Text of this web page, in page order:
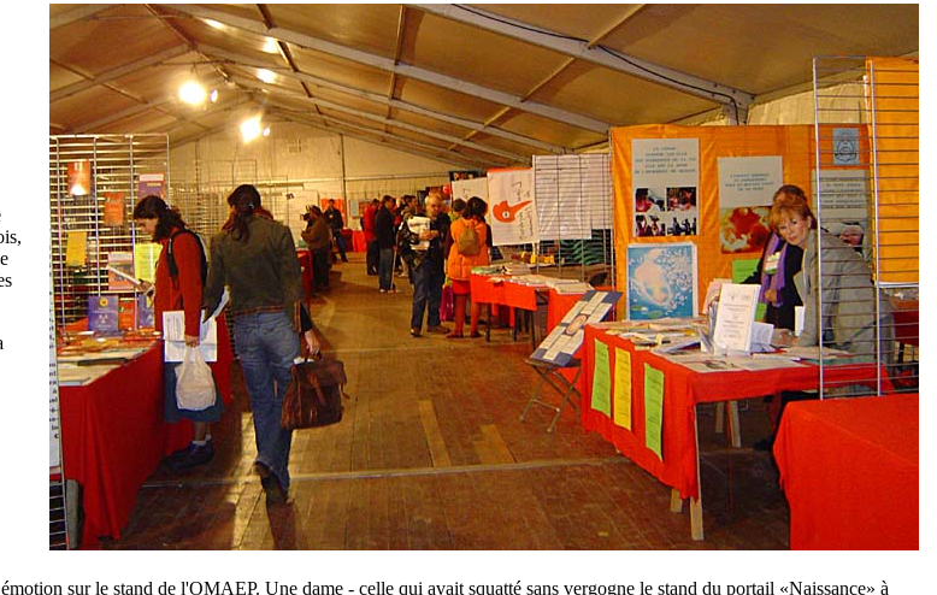
sur le stand de l'OMAEP. Une dame - celle qui avait squatté sans vergogne le stand du portail «Naissance» à